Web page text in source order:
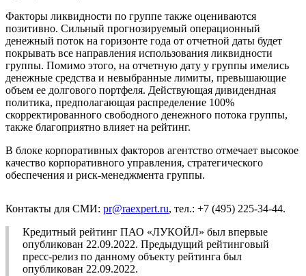
Факторы ликвидности по группе также оцениваются
позитивно. Сильный прогнозируемый операционный
денежный поток на горизонте года от отчетной даты будет
покрывать все направления использования ликвидности
группы. Помимо этого, на отчетную дату у группы имелись
денежные средства и невыбранные лимиты, превышающие
объем ее долгового портфеля. Действующая дивидендная
политика, предполагающая распределение 100%
скорректированного свободного денежного потока группы,
также благоприятно влияет на рейтинг.
В блоке корпоративных факторов агентство отмечает высокое
качество корпоративного управления, стратегического
обеспечения и риск-менеджмента группы.
Контакты для СМИ: pr@raexpert.ru, тел.: +7 (495) 225-34-44.
Кредитный рейтинг ПАО «ЛУКОЙЛ» был впервые
опубликован 22.09.2022. Предыдущий рейтинговый
пресс-релиз по данному объекту рейтинга был
опубликован 22.09.2022.